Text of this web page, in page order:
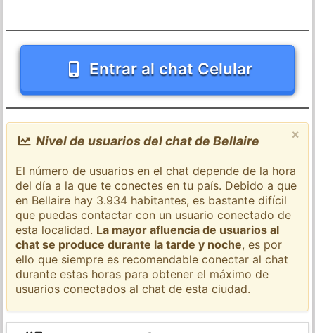
Entrar al chat Celular
×
Nivel de usuarios del chat de Bellaire
El número de usuarios en el chat depende de la hora
del día a la que te conectes en tu país. Debido a que
en Bellaire hay 3.934 habitantes, es bastante difícil
que puedas contactar con un usuario conectado de
esta localidad. La mayor afluencia de usuarios al
chat se produce durante la tarde y noche, es por
ello que siempre es recomendable conectar al chat
durante estas horas para obtener el máximo de
usuarios conectados al chat de esta ciudad.